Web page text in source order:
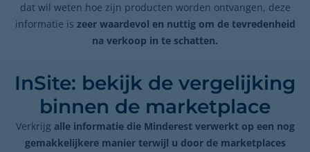
dat wil weten hoe zijn producten worden ontvangen, deze
informatie is zeer waardevol en nuttig om de tevredenheid
na verkoop in te schatten.
InSite: bekijk de vergelijking
binnen de marketplace
Verkrijg alle informatie die Minderest verwerkt op een nog
gemakkelijkere manier terwijl u door de marketplaces